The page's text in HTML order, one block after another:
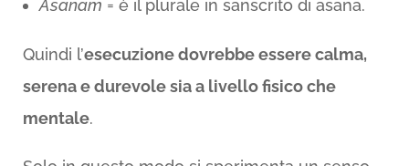
Asanam = è il plurale in sanscrito di asana.
Quindi l’esecuzione dovrebbe essere calma,
serena e durevole sia a livello fisico che
mentale.